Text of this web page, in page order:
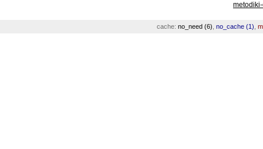
cache: no_need (6) no_cache (1)